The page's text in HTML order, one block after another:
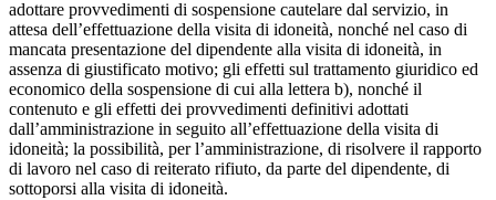
adottare provvedimenti di sospensione cautelare dal servizio, in
attesa dell’effettuazione della visita di idoneità, nonché nel caso di
mancata presentazione del dipendente alla visita di idoneità, in
assenza di giustificato motivo; gli effetti sul trattamento giuridico ed
economico della sospensione di cui alla lettera b), nonché il
contenuto e gli effetti dei provvedimenti definitivi adottati
dall’amministrazione in seguito all’effettuazione della visita di
idoneità; la possibilità, per l’amministrazione, di risolvere il rapporto
di lavoro nel caso di reiterato rifiuto, da parte del dipendente, di
sottoporsi alla visita di idoneità.